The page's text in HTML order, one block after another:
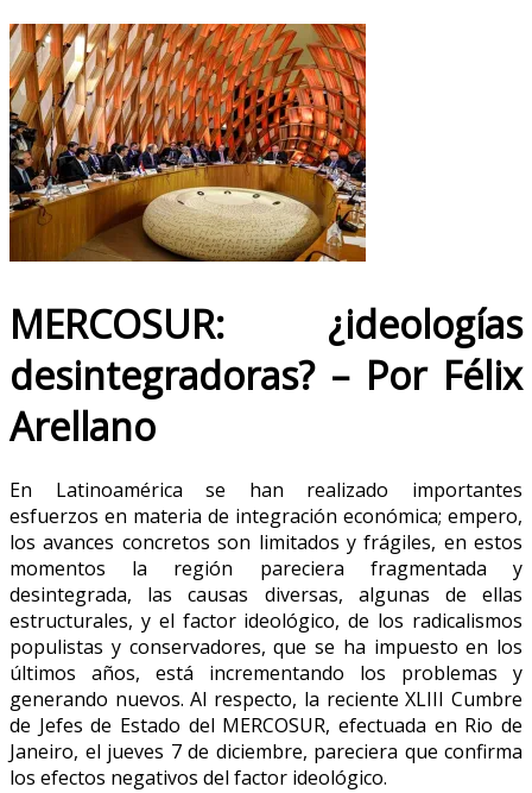
MERCOSUR: ¿ideologías
desintegradoras? – Por Félix
Arellano
En Latinoamérica se han realizado importantes
esfuerzos en materia de integración económica; empero,
los avances concretos son limitados y frágiles, en estos
momentos la región pareciera fragmentada y
desintegrada, las causas diversas, algunas de ellas
estructurales, y el factor ideológico, de los radicalismos
populistas y conservadores, que se ha impuesto en los
últimos años, está incrementando los problemas y
generando nuevos. Al respecto, la reciente XLIII Cumbre
de Jefes de Estado del MERCOSUR, efectuada en Rio de
Janeiro, el jueves 7 de diciembre, pareciera que confirma
los efectos negativos del factor ideológico.